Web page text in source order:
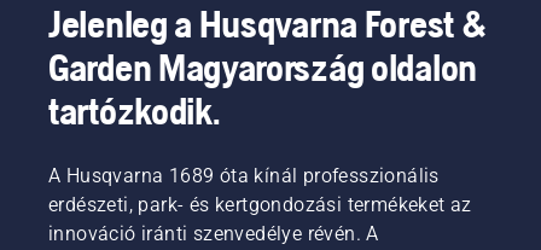
Jelenleg a Husqvarna Forest &
Garden Magyarország oldalon
tartózkodik.
A Husqvarna 1689 óta kínál professzionális
erdészeti, park- és kertgondozási termékeket az
innováció iránti szenvedélye révén. A